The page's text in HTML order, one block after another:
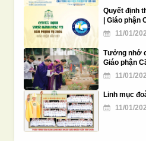
phố02/08/
Hội nghị các
mạc31/07/
Quyết định
| Giáo phận
11/01/
Tưởng nhớ
Giáo phận
11/01/
Linh mục
11/01/